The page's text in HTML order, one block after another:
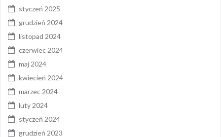
styczeń 2025
grudzień 2024
listopad 2024
czerwiec 2024
maj 2024
kwiecień 2024
marzec 2024
luty 2024
styczeń 2024
grudzień 2023